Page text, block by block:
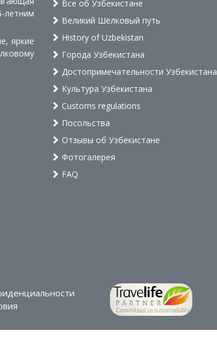
летним
яркие
Все об Узбекистане
Великий Шёлковый путь
History of Uzbekistan
Города Узбекистана
Достопримечательности Узбекистана
Культура Узбекистана
Customs regulations
Посольства
Отзывы об Узбекистане
Фотогалерея
FAQ